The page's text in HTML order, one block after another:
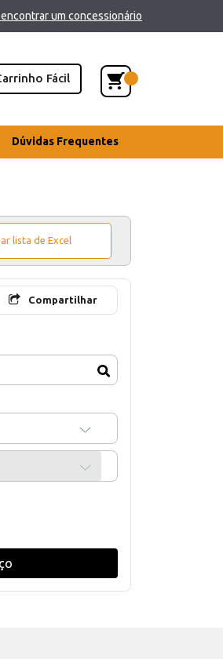
encontrar um concessionário
Fácil
Dúvidas Frequentes
lista de Excel
Compartilhar